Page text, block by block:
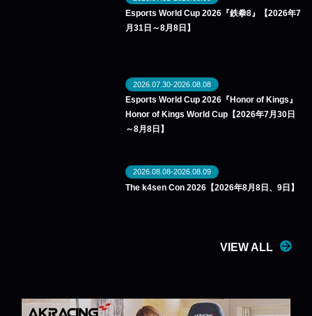
Esports World Cup 2026『鉄拳8』【2026年7
月31日～8月8日】
2026.07.30-2026.08.08
Esports World Cup 2026『Honor of Kings』
Honor of Kings World Cup【2026年7月30日
～8月8日】
2026.08.08-2026.08.09
The k4sen Con 2026【2026年8月8日、9日】
VIEW ALL